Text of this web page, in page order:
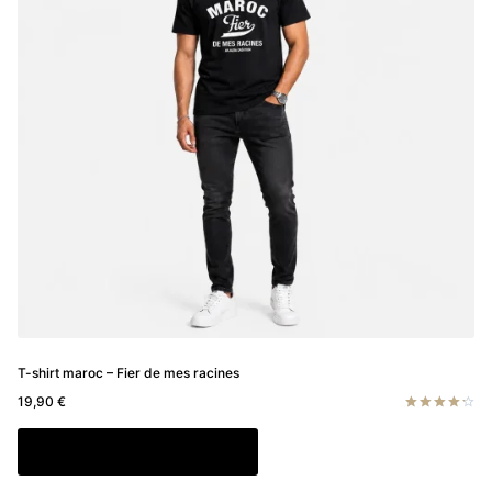
être
choisies
sur
la
page
produit
T-shirt maroc – Fier de mes racines
19,90 €